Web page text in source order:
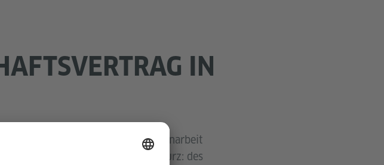
IN
über freundschaftliche Zusammenarbeit
Deutschland und Rumänien“, kurz: des